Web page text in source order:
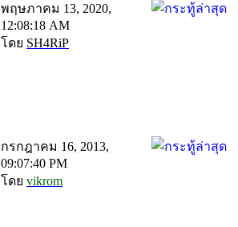
พฤษภาคม 13, 2020,
12:08:18 AM
โดย SH4RiP
กรกฎาคม 16, 2013,
09:07:40 PM
โดย vikrom